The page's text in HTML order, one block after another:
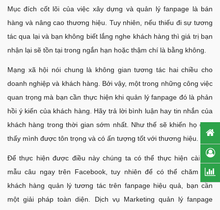
Mục đích cốt lõi của việc xây dựng và quản lý fanpage là bán
hàng và nâng cao thương hiệu. Tuy nhiên, nếu thiếu đi sự tương
tác qua lại và bạn không biết lắng nghe khách hàng thì giá trị bạn
nhận lại sẽ tồn tại trong ngắn hạn hoặc thậm chí là bằng không.
Mạng xã hội nói chung là không gian tương tác hai chiều cho
doanh nghiệp và khách hàng. Bởi vậy, một trong những công việc
quan trọng mà bạn cần thực hiện khi quản lý fanpage đó là phản
hồi ý kiến của khách hàng. Hãy trả lời bình luận hay tin nhắn của
khách hàng trong thời gian sớm nhất. Như thế sẽ khiến họ cảm
thấy mình được tôn trọng và có ấn tượng tốt với thương hiệu.
Để thực hiện được điều này chúng ta có thể thực hiện cài đặt
mẫu câu ngay trên Facebook, tuy nhiên để có thể chăm sóc
khách hàng quản lý tương tác trên fanpage hiệu quả, bạn cần
một giải pháp toàn diện. Dịch vụ Marketing quản lý fanpage